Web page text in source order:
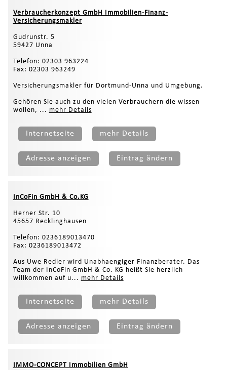
Verbraucherkonzept GmbH Immobilien-Finanz-
Versicherungsmakler
Gudrunstr. 5
59427 Unna
Telefon: 02303 963224
Fax: 02303 963249
Versicherungsmakler für Dortmund-Unna und Umgebung.
Gehören Sie auch zu den vielen Verbrauchern die wissen
wollen, ... mehr Details
Internetseite mehr Details
Adresse anzeigen Eintrag ändern
InCoFin GmbH & Co.KG
Herner Str. 10
45657 Recklinghausen
Telefon: 0236189013470
Fax: 0236189013472
Aus Uwe Redler wird Unabhaengiger Finanzberater. Das
Team der InCoFin GmbH & Co. KG heißt Sie herzlich
willkommen auf u... mehr Details
Internetseite mehr Details
Adresse anzeigen Eintrag ändern
IMMO-CONCEPT Immobilien GmbH